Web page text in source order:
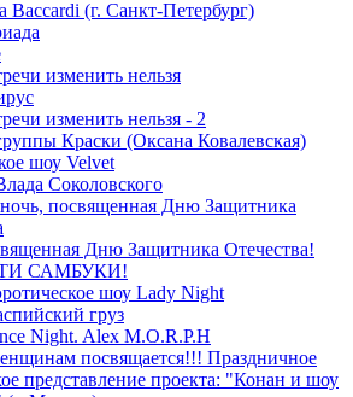
Baccardi (г. Санкт-Петербург)
изменить нельзя
изменить нельзя - 2
Краски (Оксана Ковалевская)
шоу Velvet
Соколовского
посвященная Дню Защитника
Дню Защитника Отечества!
САМБУКИ!
шоу Lady Night
груз
Night. Alex M.O.R.P.H
посвящается!!! Праздничное
представление проекта: "Конан и шоу